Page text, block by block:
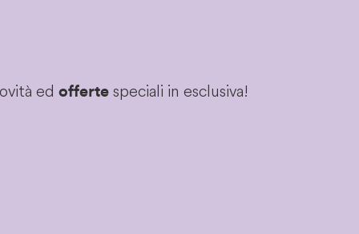
ed offerte speciali in esclusiva!